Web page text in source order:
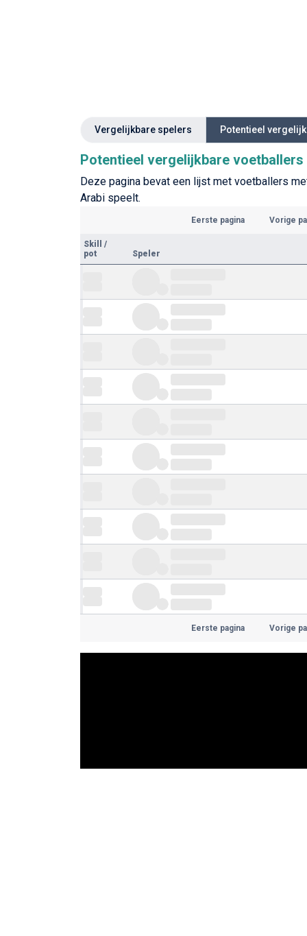
Vergelijkbare spelers Potentieel
Potentieel vergelijkbare voetballers
Deze pagina bevat een lijst met voetballers
Arabi speelt.
Eerste pagina Vorige
Skill
/
pot
Speler
Eerste pagina Vorige